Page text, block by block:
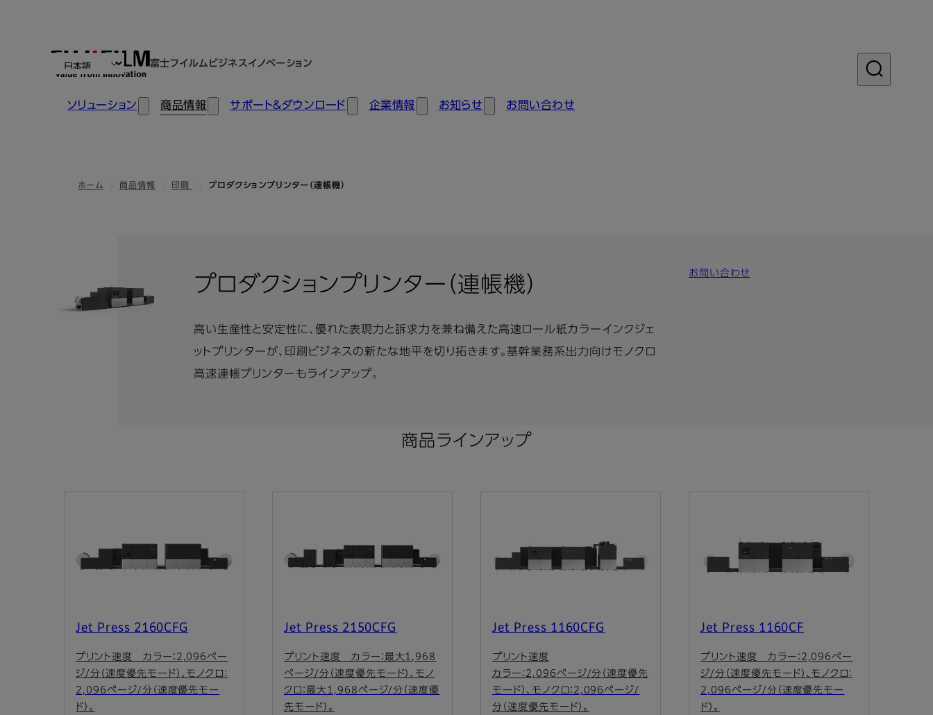
富士フイルムビジネスイノベーション
ソリューション 商品情報 サポート＆ダウンロード 企業情報 お知らせ お問い合わせ
ホーム 商品情報 印刷 プロダクションプリンター（連帳機）
プロダクションプリンター（連帳機）
高い生産性と安定性に、優れた表現力と訴求力を兼ね備えた高速ロール紙カラーインクジェ
ットプリンターが、印刷ビジネスの新たな地平を切り拓きます。基幹業務系出力向けモノクロ
高速連帳プリンターもラインアップ。
お問い合わせ
商品ラインアップ
Jet Press 2160CFG
プリント速度 カラー：2,096ペー
ジ/分（速度優先モード）、モノクロ：
2,096ページ/分（速度優先モー
ド）。
Jet Press 2150CFG
プリント速度 カラー：最大1,968
ページ/分（速度優先モード）、モノ
クロ：最大1,968ページ/分（速度優
先モード）。
Jet Press 1160CFG
プリント速度
カラー：2,096ページ/分（速度優先
モード）、モノクロ：2,096ページ/
分（速度優先モード）。
Jet Press 1160CF
プリント速度 カラー：2,096ペー
ジ/分（速度優先モード）、モノクロ：
2,096ページ/分（速度優先モー
ド）。